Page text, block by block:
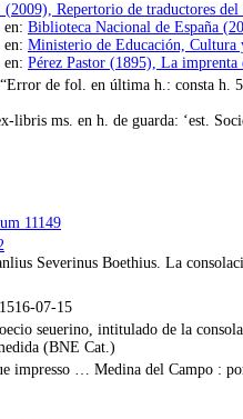
Repertorio de traductores
en: Biblioteca Nacional de España
en: Ministerio de Educación,
en: Pérez Pastor (1895), La imprenta
de fol. en última h.: consta h.
libris ms. en h. de guarda: ‘est.
11149
Severinus Boethius. La
07-15
seuerino, intitulado de la
(BNE Cat.)
impresso … Medina del Campo :